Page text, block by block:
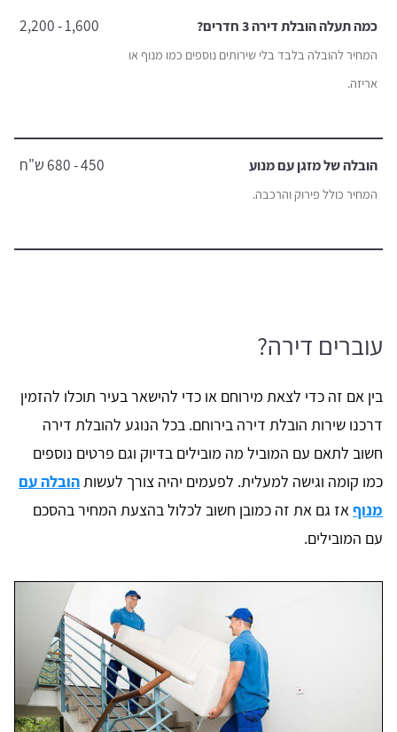
כמה תעלה הובלת דירה 3 חדרים?
המחיר להובלה בלבד בלי שירותים נוספים כמו מנוף או
אריזה.
1,600 - 2,200
הובלה של מזגן עם מנוע
המחיר כולל פירוק והרכבה.
450 - 680 ש"ח
עוברים דירה?
בין אם זה כדי לצאת מירוחם או כדי להישאר בעיר תוכלו להזמין
דרכנו שירות הובלת דירה בירוחם. בכל הנוגע להובלת דירה
חשוב לתאם עם המוביל מה מובילים בדיוק וגם פרטים נוספים
כמו קומה וגישה למעלית. לפעמים יהיה צורך לעשותהובלה עם
מנוףאז גם את זה כמובן חשוב לכלול בהצעת המחיר בהסכם
עם המובילים.